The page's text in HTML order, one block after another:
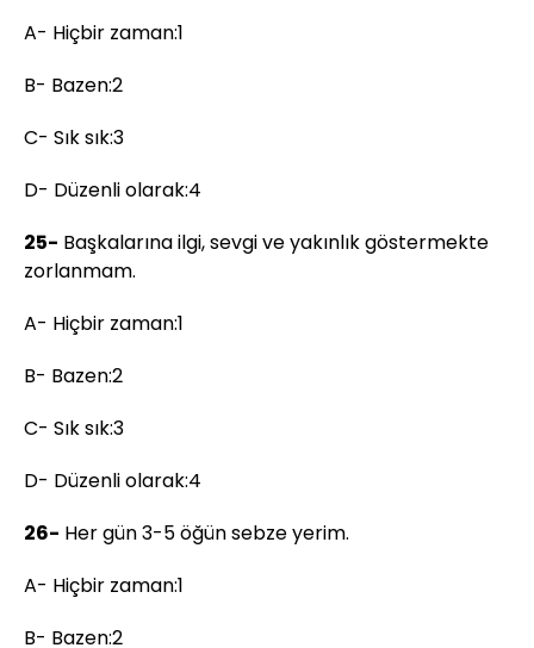
A- Hiçbir zaman:1
B- Bazen:2
C- Sık sık:3
D- Düzenli olarak:4
25- Başkalarına ilgi, sevgi ve yakınlık göstermekte
zorlanmam.
A- Hiçbir zaman:1
B- Bazen:2
C- Sık sık:3
D- Düzenli olarak:4
26- Her gün 3-5 öğün sebze yerim.
A- Hiçbir zaman:1
B- Bazen:2